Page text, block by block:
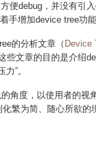
便debug，并没有引
手增加device tree功能
的分析文章（ Device
些文章的目的是介绍
”。
的角度，以使用者的
繁为简、随心所欲的